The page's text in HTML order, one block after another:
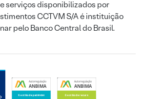
serviços disponibilizados por
CCTVM S/A é instituição
pelo Banco Central do Brasil.